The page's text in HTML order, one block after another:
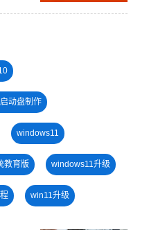
动盘制作
windows11
教育版 windows11升级
win11升级